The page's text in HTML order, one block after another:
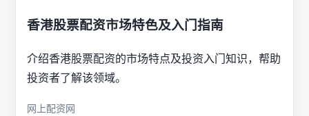
香港股票配资市场特色及入门指南
介绍香港股票配资的市场特点及投资入门知识，帮助
投资者了解该领域。
网上配资网